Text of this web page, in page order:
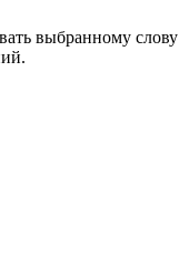
выбранному слову